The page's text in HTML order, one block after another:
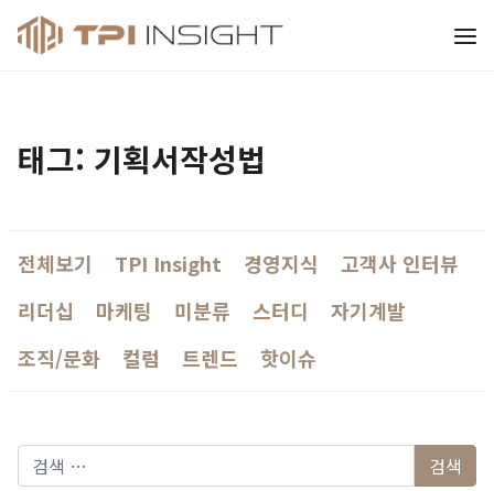
티피아이 인사이트
태그: 기획서작성법
전체보기 TPI Insight 경영지식
고객사 인터뷰
리더십
마케팅 미분류 스터디
자기계발
조직/문화
컬럼 트렌드 핫이슈
다음 검색: